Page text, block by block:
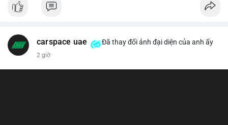
carspace uae Đã thay đổi ảnh đại diện của anh ấy
2 giờ